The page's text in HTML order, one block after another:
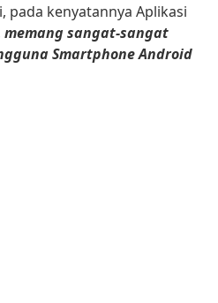
pada kenyatannya Aplikasi
memang sangat-sangat
Smartphone Android